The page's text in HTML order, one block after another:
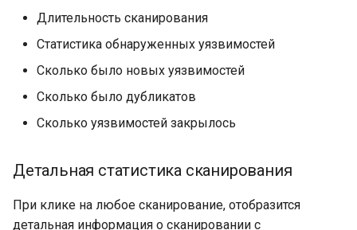
Длительность сканирования
Статистика обнаруженных уязвимостей
Сколько было новых уязвимостей
Сколько было дубликатов
Сколько уязвимостей закрылось
Детальная статистика сканирования
При клике на любое сканирование, отобразится
детальная информация о сканировании с